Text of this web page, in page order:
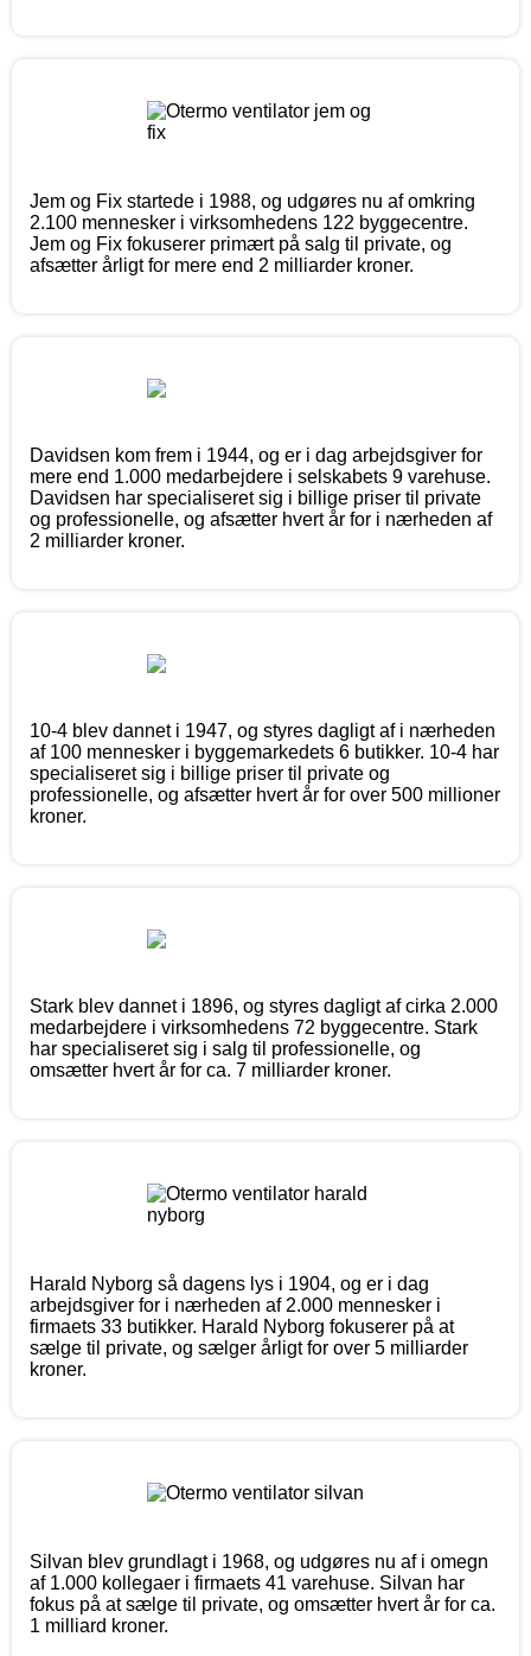
Jem og Fix startede i 1988, og udgøres nu af omkring
2.100 mennesker i virksomhedens 122 byggecentre.
Jem og Fix fokuserer primært på salg til private, og
afsætter årligt for mere end 2 milliarder kroner.
Davidsen kom frem i 1944, og er i dag arbejdsgiver for
mere end 1.000 medarbejdere i selskabets 9 varehuse.
Davidsen har specialiseret sig i billige priser til private
og professionelle, og afsætter hvert år for i nærheden af
2 milliarder kroner.
10-4 blev dannet i 1947, og styres dagligt af i nærheden
af 100 mennesker i byggemarkedets 6 butikker. 10-4 har
specialiseret sig i billige priser til private og
professionelle, og afsætter hvert år for over 500 millioner
kroner.
Stark blev dannet i 1896, og styres dagligt af cirka 2.000
medarbejdere i virksomhedens 72 byggecentre. Stark
har specialiseret sig i salg til professionelle, og
omsætter hvert år for ca. 7 milliarder kroner.
Harald Nyborg så dagens lys i 1904, og er i dag
arbejdsgiver for i nærheden af 2.000 mennesker i
firmaets 33 butikker. Harald Nyborg fokuserer på at
sælge til private, og sælger årligt for over 5 milliarder
kroner.
Silvan blev grundlagt i 1968, og udgøres nu af i omegn
af 1.000 kollegaer i firmaets 41 varehuse. Silvan har
fokus på at sælge til private, og omsætter hvert år for ca.
1 milliard kroner.